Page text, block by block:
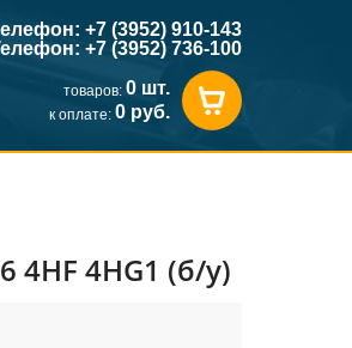
+7 (3952) 910-143
+7 (3952) 736-100
товаров: 0 шт.
к оплате: 0 руб.
4HF 4HG1 (б/у)